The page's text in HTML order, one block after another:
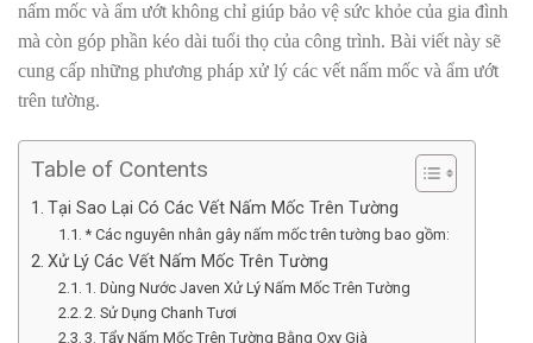
nấm mốc và ẩm ướt không chỉ giúp bảo vệ sức khỏe của gia đình
mà còn góp phần kéo dài tuổi thọ của công trình. Bài viết này sẽ
cung cấp những phương pháp xử lý các vết nấm mốc và ẩm ướt
trên tường.
Table of Contents
Tại Sao Lại Có Các Vết Nấm Mốc Trên Tường
* Các nguyên nhân gây nấm mốc trên tường bao gồm:
Xử Lý Các Vết Nấm Mốc Trên Tường
1. Dùng Nước Javen Xử Lý Nấm Mốc Trên Tường
2. Sử Dụng Chanh Tươi
3. Tẩy Nấm Mốc Trên Tường Bằng Oxy Già